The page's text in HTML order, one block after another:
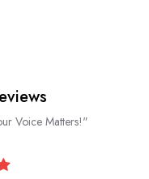
Voice Matters!"